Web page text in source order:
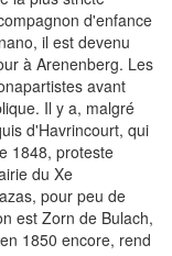
d'enfance
il est devenu
à Arenenberg. Les
avant
Il y a, malgré
d'Havrincourt, qui
1848, proteste
du Xe
pour peu de
est Zorn de Bulach,
1850 encore, rend